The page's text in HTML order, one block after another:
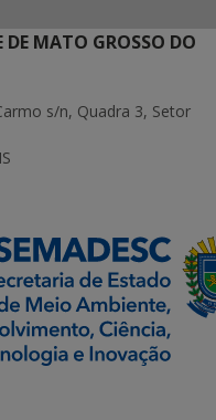
MATO GROSSO DO
s/n, Quadra 3, Setor